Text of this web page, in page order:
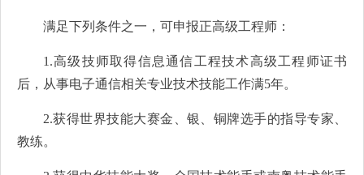
满足下列条件之一，可申报正高级工程师：
1.高级技师取得信息通信工程技术高级工程师证书
后，从事电子通信相关专业技术技能工作满5年。
2.获得世界技能大赛金、银、铜牌选手的指导专家、
教练。